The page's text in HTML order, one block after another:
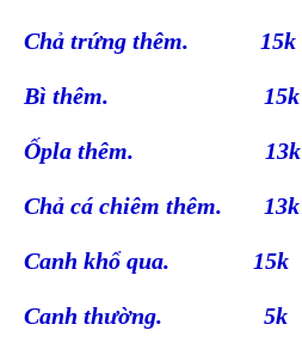
Chả trứng thêm. 15k
Bì thêm. 15k
Ốpla thêm. 13k
Chả cá chiêm thêm. 13k
Canh khổ qua. 15k
Canh thường. 5k